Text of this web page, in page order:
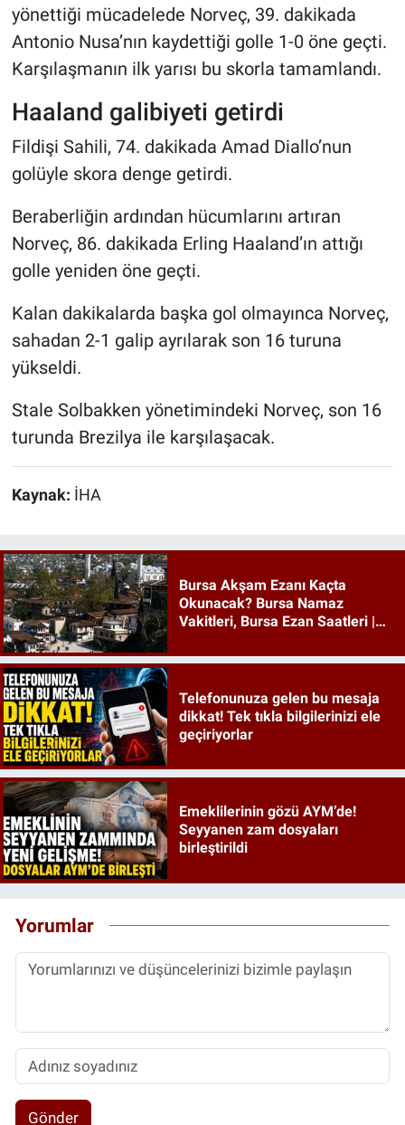
yönettiği mücadelede Norveç, 39. dakikada
Antonio Nusa’nın kaydettiği golle 1-0 öne geçti.
Karşılaşmanın ilk yarısı bu skorla tamamlandı.
Haaland galibiyeti getirdi
Fildişi Sahili, 74. dakikada Amad Diallo’nun
golüyle skora denge getirdi.
Beraberliğin ardından hücumlarını artıran
Norveç, 86. dakikada Erling Haaland’ın attığı
golle yeniden öne geçti.
Kalan dakikalarda başka gol olmayınca Norveç,
sahadan 2-1 galip ayrılarak son 16 turuna
yükseldi.
Stale Solbakken yönetimindeki Norveç, son 16
turunda Brezilya ile karşılaşacak.
Kaynak: İHA
Bursa Akşam Ezanı Kaçta
Okunacak? Bursa Namaz
Vakitleri, Bursa Ezan Saatleri |
Telefonunuza gelen bu mesaja
dikkat! Tek tıkla bilgilerinizi ele
geçiriyorlar
Emeklilerinin gözü AYM’de!
Seyyanen zam dosyaları
birleştirildi
Yorumlar
Gönder